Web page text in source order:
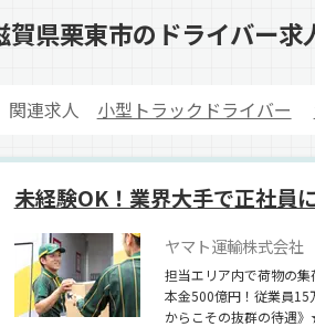
賀県栗東市のドライバー求
関連求人 小型トラックドライバー
未経験OK！業界大手で正社員
ヤマト運輸株式会社
担当エリア内で荷物の
本金500億円！従業員15
からこその抜群の待遇